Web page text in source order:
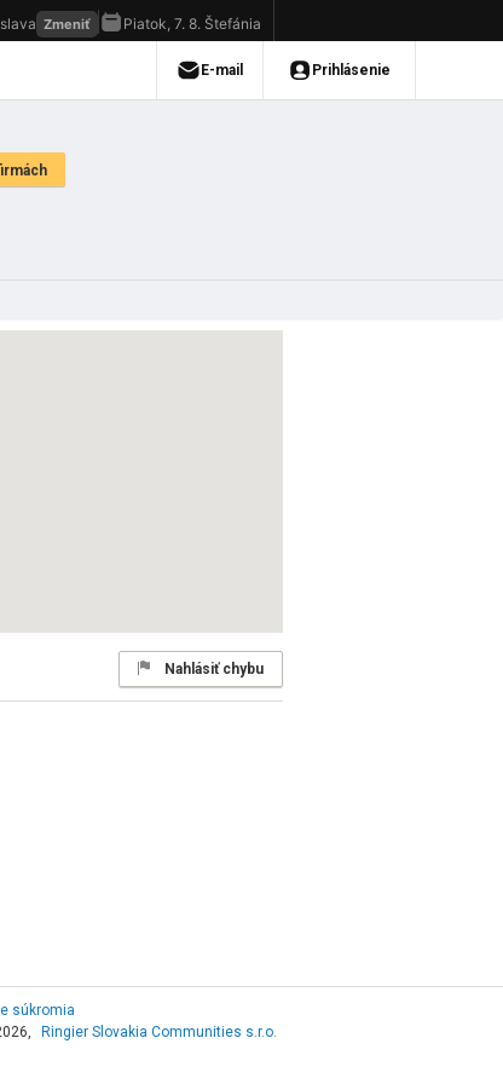
Nahlásiť chybu
súkromia
Ringier Slovakia Communities s.r.o.